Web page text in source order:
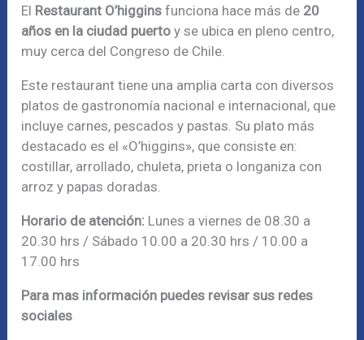
El Restaurant O’higgins funciona hace más de 20
años en la ciudad puerto y se ubica en pleno centro,
muy cerca del Congreso de Chile.
Este restaurant tiene una amplia carta con diversos
platos de gastronomía nacional e internacional, que
incluye carnes, pescados y pastas. Su plato más
destacado es el «O’higgins», que consiste en:
costillar, arrollado, chuleta, prieta o longaniza con
arroz y papas doradas.
Horario de atención: Lunes a viernes de 08.30 a
20.30 hrs / Sábado 10.00 a 20.30 hrs / 10.00 a
17.00 hrs
Para mas información puedes revisar sus redes
sociales